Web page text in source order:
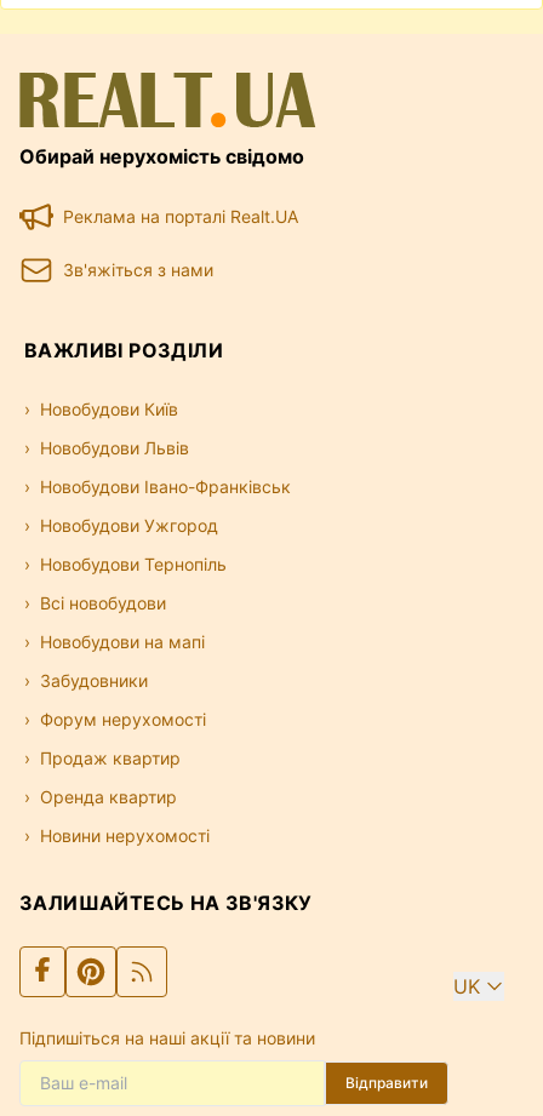
Обирай нерухомість свідомо
Реклама на порталі Realt.UA
Зв'яжіться з нами
ВАЖЛИВІ РОЗДІЛИ
Новобудови Київ
Новобудови Львів
Новобудови Івано-Франківськ
Новобудови Ужгород
Новобудови Тернопіль
Всі новобудови
Новобудови на мапі
Забудовники
Форум нерухомості
Продаж квартир
Оренда квартир
Новини нерухомості
ЗАЛИШАЙТЕСЬ НА ЗВ'ЯЗКУ
UK
Підпишіться на наші акції та новини
Відправити